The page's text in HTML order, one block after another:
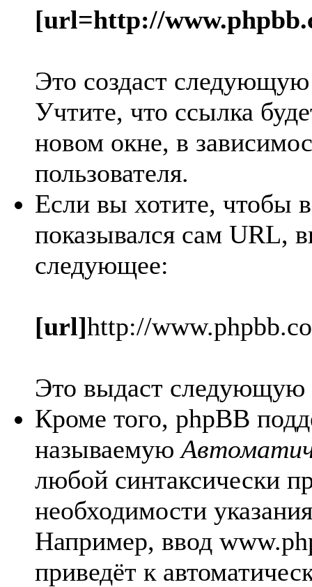
[url=http://
Это создаст
Учтите, что ссылка
новом окне, в
пользователя.
Если вы хотите, чтобы
показывался сам URL,
следующее:
[url]http://
Это выдаст
Кроме того, phpBB
называемую
любой синтаксически
необходимости
Например, ввод
приведёт к